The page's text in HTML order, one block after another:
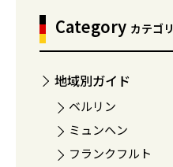
Category カテゴリ
地域別ガイド
ベルリン
ミュンヘン
フランクフルト